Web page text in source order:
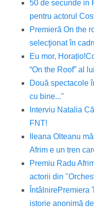
50 de secunde in
pentru actorul
Premieră On the
selecţionat în
Eu mor, Horațio!
“On the Roof” al
Două spectacole
cu bine..."
Interviu Natalia
FNT!
Ileana Olteanu
Afrim e un tren
Premiu Radu
actorii din
ÎntâlnirePremiera
istorie anonimă